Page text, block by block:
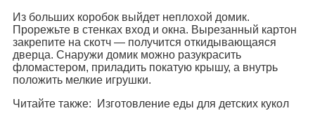
Из больших коробок выйдет неплохой домик.
Прорежьте в стенках вход и окна. Вырезанный картон
закрепите на скотч — получится откидывающаяся
дверца. Снаружи домик можно разукрасить
фломастером, приладить покатую крышу, а внутрь
положить мелкие игрушки.
Читайте также: Изготовление еды для детских кукол